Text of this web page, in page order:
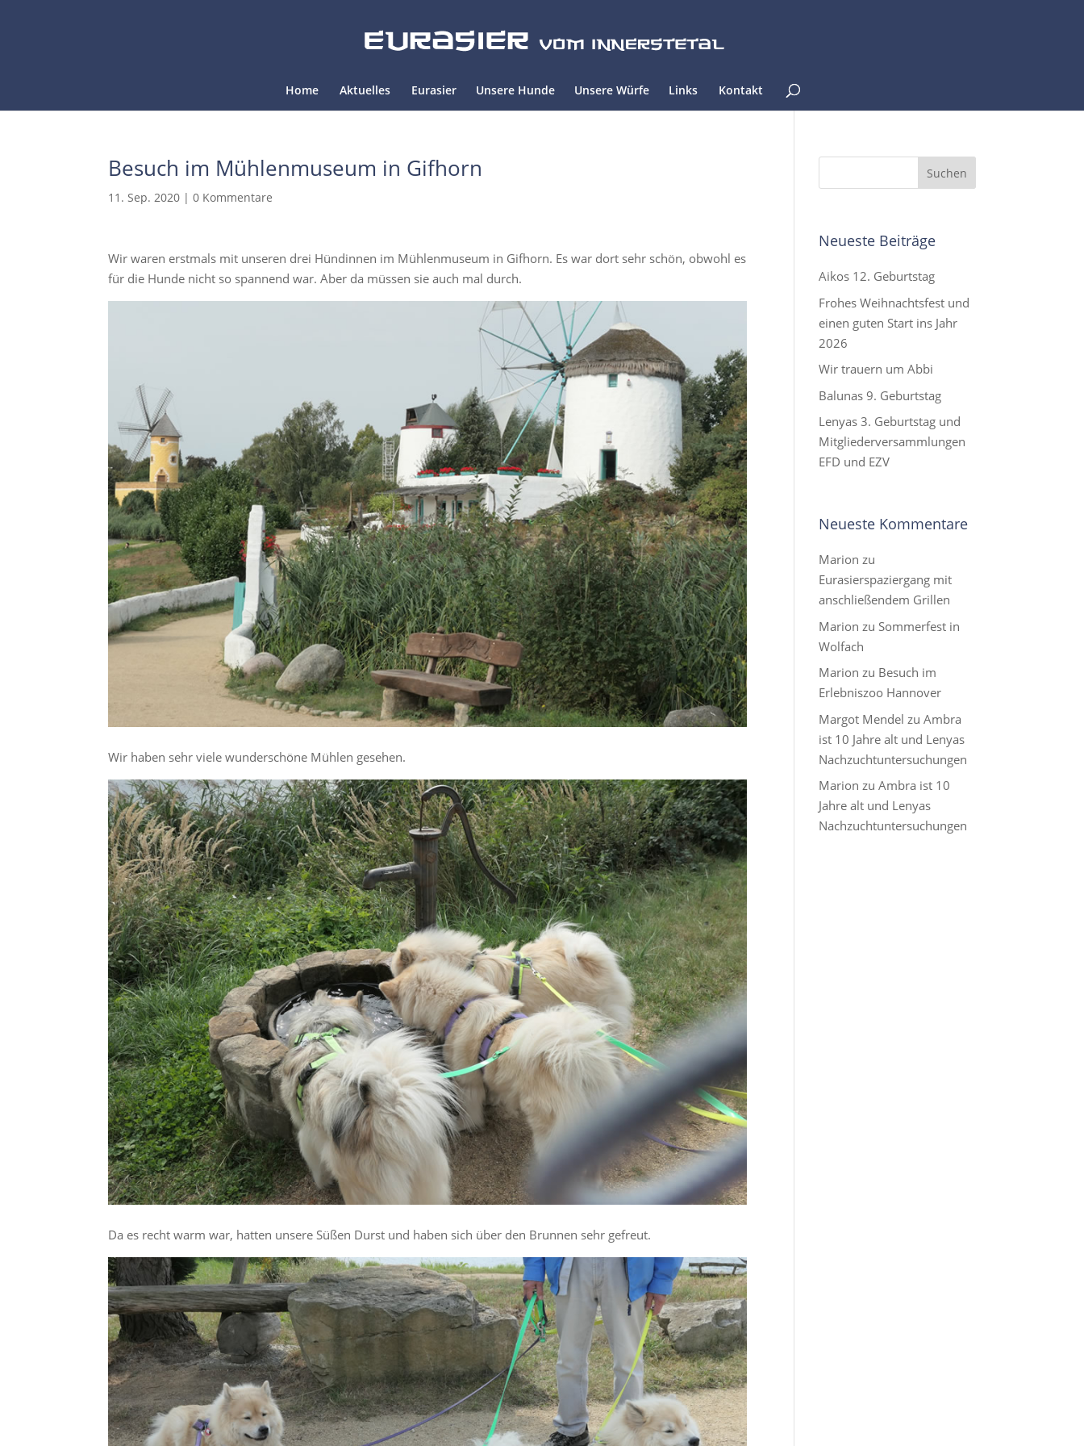
Home Aktuelles Eurasier Unsere Hunde Unsere Würfe Links Kontakt
Besuch im Mühlenmuseum in Gifhorn
11. Sep. 2020 |0 Kommentare
Wir waren erstmals mit unseren drei Hündinnen im Mühlenmuseum in Gifhorn. Es war dort sehr schön, obwohl es
für die Hunde nicht so spannend war. Aber da müssen sie auch mal durch.
Wir haben sehr viele wunderschöne Mühlen gesehen.
Da es recht warm war, hatten unsere Süßen Durst und haben sich über den Brunnen sehr gefreut.
Neueste Beiträge
Aikos 12. Geburtstag
Frohes Weihnachtsfest und
einen guten Start ins Jahr
2026
Wir trauern um Abbi
Balunas 9. Geburtstag
Lenyas 3. Geburtstag und
Mitgliederversammlungen
EFD und EZV
Neueste Kommentare
Marion zu
Eurasierspaziergang mit
anschließendem Grillen
Marion zu Sommerfest in
Wolfach
Marion zu Besuch im
Erlebniszoo Hannover
Margot Mendel zuAmbra
ist 10 Jahre alt und Lenyas
Nachzuchtuntersuchungen
Marion zuAmbra ist 10
Jahre alt und Lenyas
Nachzuchtuntersuchungen